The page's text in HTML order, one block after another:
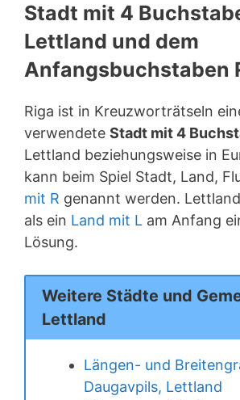
Stadt mit 4
Lettland und dem
Anfangsbuchstaben
Riga ist in Kreuzworträtseln
verwendete Stadt mit 4
Lettland beziehungsweise in
kann beim Spiel Stadt, Land,
mit R genannt werden.
als ein Land mit L am Anfang
Lösung.
Weitere Städte und
Lettland
Längen- und
Daugavpils, Lettland